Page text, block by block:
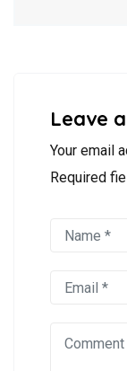
Leave
Your email
Required